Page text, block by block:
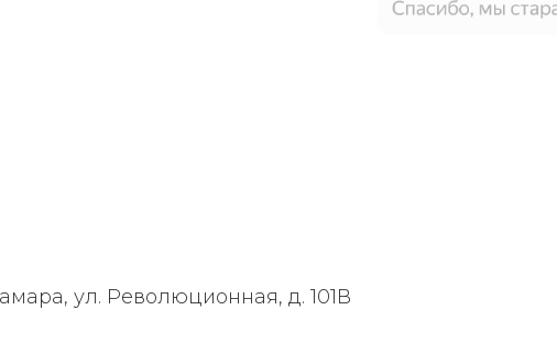
ул. Революционная, д. 101В